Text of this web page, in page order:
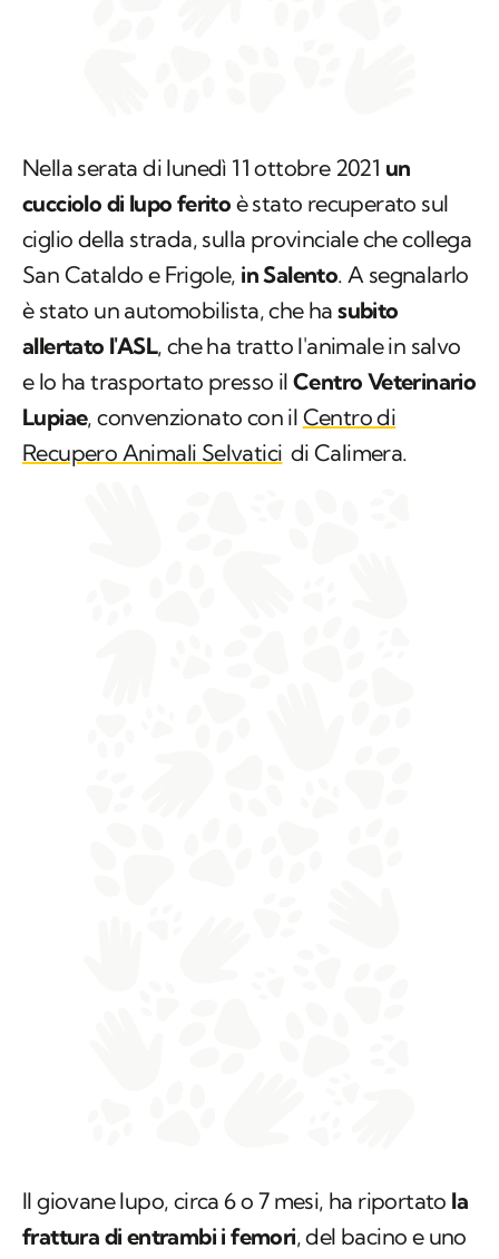
Nella serata di lunedì 11 ottobre 2021 un
cucciolo di lupo ferito è stato recuperato sul
ciglio della strada, sulla provinciale che collega
San Cataldo e Frigole, in Salento. A segnalarlo
è stato un automobilista, che hasubito
allertato l'ASL, che ha tratto l'animale in salvo
e lo ha trasportato presso il Centro Veterinario
Lupiae, convenzionato con il Centro di
Recupero Animali Selvatici di Calimera.
Il giovane lupo, circa 6 o 7 mesi, ha riportato la
frattura di entrambi i femori, del bacino e uno